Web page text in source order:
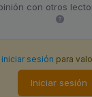
con otros
iniciar sesión para
Iniciar sesión